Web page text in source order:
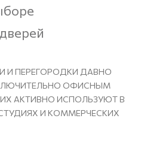
И ПЕРЕГОРОДКИ ДАВНО
ОФИСНЫМ
АКТИВНО ИСПОЛЬЗУЮТ В
И КОММЕРЧЕСКИХ